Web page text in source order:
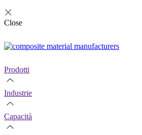
Close
Prodotti
Industrie
Capacità